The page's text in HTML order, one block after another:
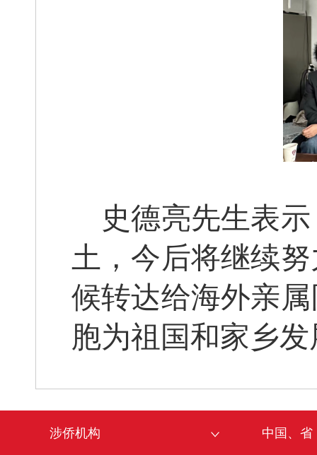
史德亮先生表
土，今后将继续
候转达给海外亲
胞为祖国和家乡
涉侨机构 中国、省